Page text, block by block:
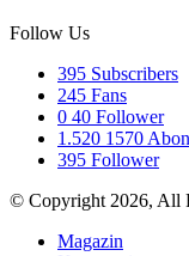
Follow Us
395 Subscribers
245 Fans
0 40 Follower
1.520 1570
395 Follower
© Copyright 2026, All
Magazin